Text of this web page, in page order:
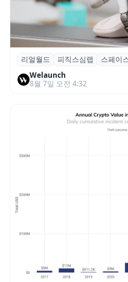
리얼월드, 로봇테크
휴머노이드 표준 만든
리얼월드 피직스심랩 스페이
Welaunch
8월 7일 오전 4:32